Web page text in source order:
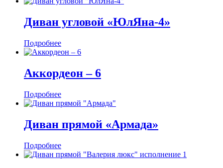
Диван угловой «ЮлЯна-4»
Подробнее
Аккордеон ‒ 6
Подробнее
Диван прямой «Армада»
Подробнее